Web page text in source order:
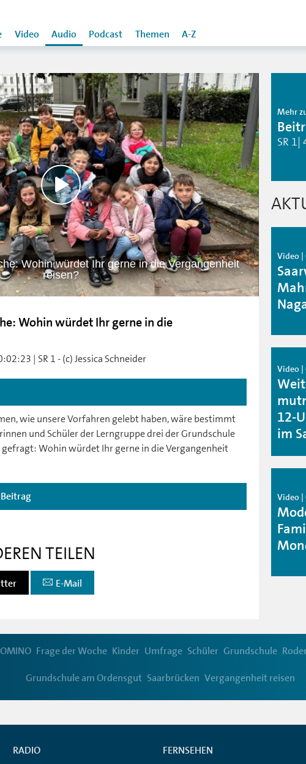
Video Audio Podcast Themen A-Z
Wohin würdet Ihr gerne in die Vergangenheit
reisen?
Wohin würdet Ihr gerne in die
| SR 1 - (c) Jessica Schneider
wie unsere Vorfahren gelebt haben, wäre bestimmt
und Schüler der Lerngruppe drei der Grundschule
Wohin würdet Ihr gerne in die Vergangenheit
TEILEN
E-Mail
Mehr
SR 1|
Video |
Video |
12-
im
Video |
Frage der Woche Kinder Umfrage Schüler Grundschule
Grundschule am Ordensgut Saarbrücken Vergangenheit reisen
RADIO
FERNSEHEN